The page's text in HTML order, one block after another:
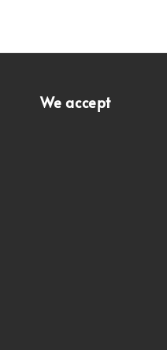
We accept